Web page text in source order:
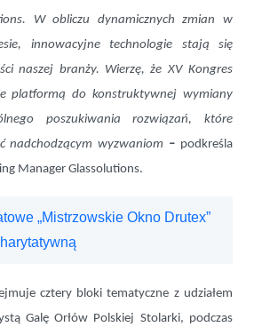
W obliczu dynamicznych zmian w
innowacyjne technologie stają się
naszej branży. Wierzę, że XV Kongres
platformą do konstruktywnej wymiany
poszukiwania rozwiązań, które
nadchodzącym wyzwaniom – podkreśla
Manager Glassolutions.
„Mistrzowskie Okno Drutex”
cztery bloki tematyczne z udziałem
Galę Orłów Polskiej Stolarki, podczas